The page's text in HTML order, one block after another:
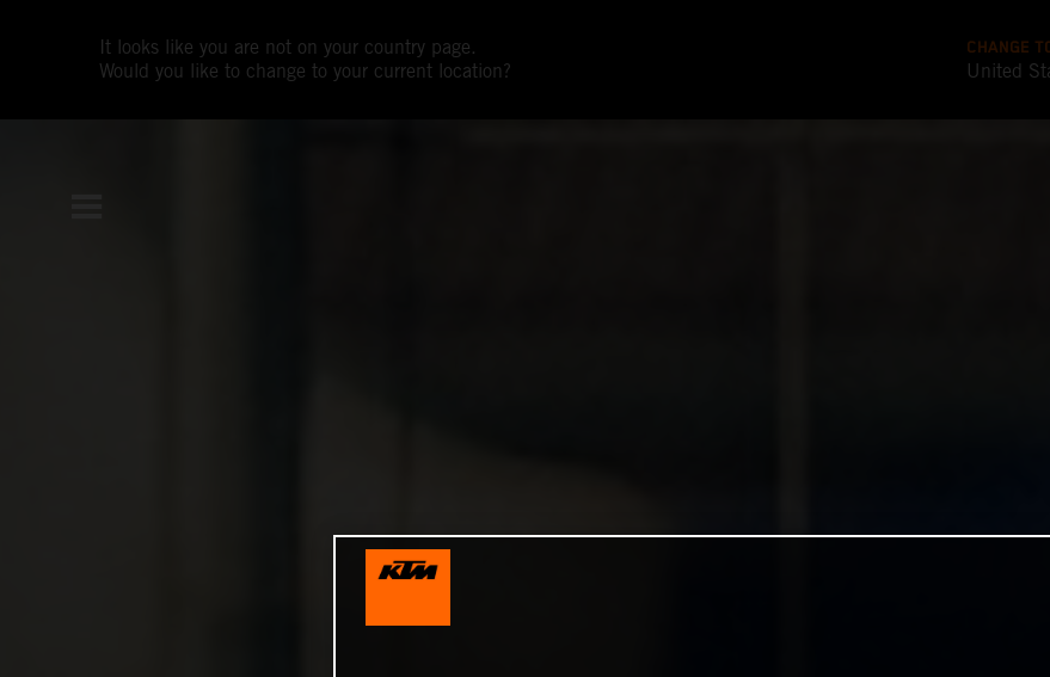
It looks like you are not on your country page.
Would you like to change to your current location?
CHANGE
United